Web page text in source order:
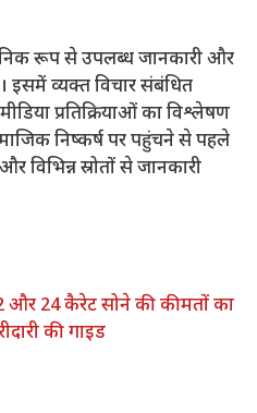
रूप से उपलब्ध जानकारी और
इसमें व्यक्त विचार संबंधित
प्रतिक्रियाओं का विश्लेषण
निष्कर्ष पर पहुंचने से पहले
विभिन्न स्रोतों से जानकारी
24 कैरेट सोने की कीमतों का
की गाइड